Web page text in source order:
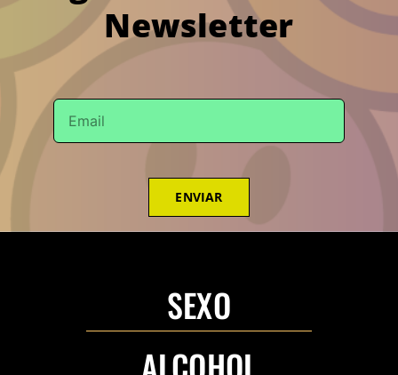
Newsletter
ENVIAR
SEXO